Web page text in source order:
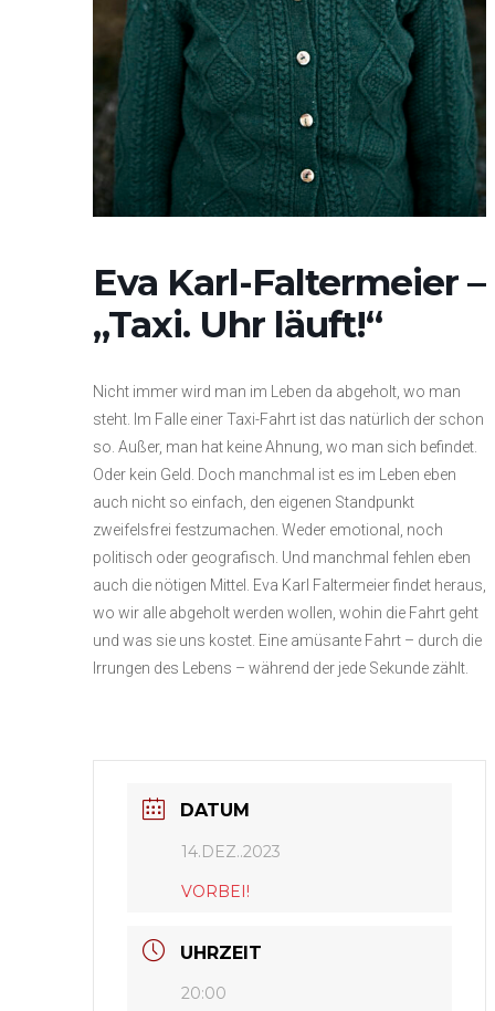
Eva Karl-Faltermeier –
„Taxi. Uhr läuft!“
Nicht immer wird man im Leben da abgeholt, wo man
steht. Im Falle einer Taxi-Fahrt ist das natürlich der schon
so. Außer, man hat keine Ahnung, wo man sich befindet.
Oder kein Geld. Doch manchmal ist es im Leben eben
auch nicht so einfach, den eigenen Standpunkt
zweifelsfrei festzumachen. Weder emotional, noch
politisch oder geografisch. Und manchmal fehlen eben
auch die nötigen Mittel. Eva Karl Faltermeier findet heraus,
wo wir alle abgeholt werden wollen, wohin die Fahrt geht
und was sie uns kostet. Eine amüsante Fahrt – durch die
Irrungen des Lebens – während der jede Sekunde zählt.
DATUM
14.DEZ..2023
VORBEI!
UHRZEIT
20:00